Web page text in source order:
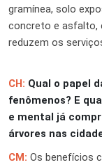
gramínea, solo
concreto e asfalto,
reduzem os
CH: Qual o papel
fenômenos? E
e mental já
árvores nas
CM: Os benefícios